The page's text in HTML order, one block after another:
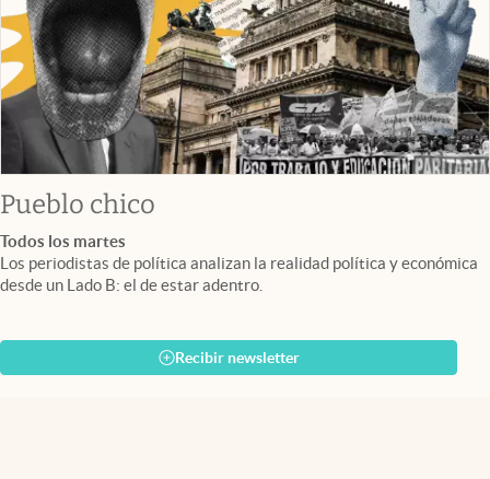
Pueblo chico
Todos los martes
Los periodistas de política analizan la realidad política y económica
desde un Lado B: el de estar adentro.
Recibir newsletter